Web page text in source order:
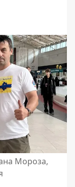
Мороза,